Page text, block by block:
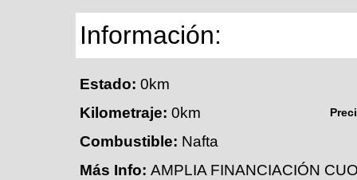
Información:
Estado: 0km
Kilometraje: 0km
Combustible: Nafta
Más Info: AMPLIA FINANCIACIÓN